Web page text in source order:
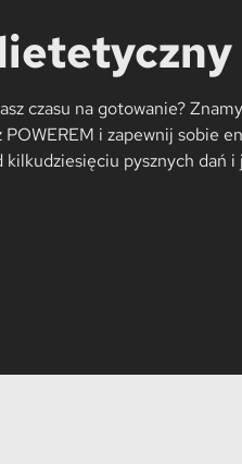
czasu na gotowanie?
POWEREM i zapewnij sobie
pysznych dań i